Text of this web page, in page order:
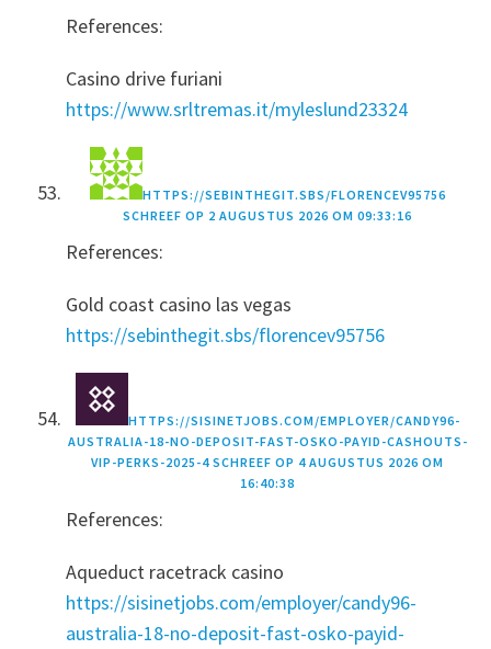
References:
Casino drive furiani
https://www.srltremas.it/myleslund23324
HTTPS://SEBINTHEGIT.SBS/FLORENCEV95756
SCHREEF OP 2 AUGUSTUS 2026 OM 09:33:16
References:
Gold coast casino las vegas
https://sebinthegit.sbs/florencev95756
HTTPS://SISINETJOBS.COM/EMPLOYER/CANDY96-
AUSTRALIA-18-NO-DEPOSIT-FAST-OSKO-PAYID-CASHOUTS-
VIP-PERKS-2025-4 SCHREEF OP 4 AUGUSTUS 2026 OM
16:40:38
References:
Aqueduct racetrack casino
https://sisinetjobs.com/employer/candy96-
australia-18-no-deposit-fast-osko-payid-